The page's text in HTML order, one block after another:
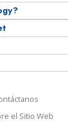
el Sitio Web